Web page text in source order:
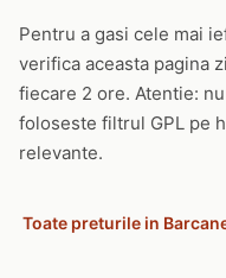
Pentru a gasi cele mai
verifica aceasta pagina
fiecare 2 ore. Atentie:
foloseste filtrul GPL pe
relevante.
Toate preturile in